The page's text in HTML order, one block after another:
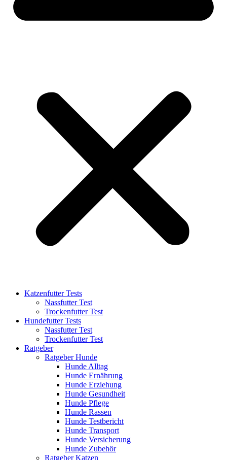
Katzenfutter Tests
Nassfutter Test
Trockenfutter Test
Hundefutter Tests
Nassfutter Test
Trockenfutter Test
Ratgeber
Ratgeber Hunde
Hunde Alltag
Hunde Ernährung
Hunde Erziehung
Hunde Gesundheit
Hunde Pflege
Hunde Rassen
Hunde Testbericht
Hunde Transport
Hunde Versicherung
Hunde Zubehör
Ratgeber Katzen